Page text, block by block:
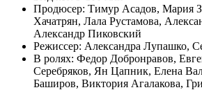
Продюсер: Тимур Асадов, Мария
Хачатрян, Лала Рустамова,
Александр Пиковский
Режиссер: Александра Лупашко,
В ролях: Федор Добронравов,
Серебряков, Ян Цапник, Елена
Баширов, Виктория Агалакова,